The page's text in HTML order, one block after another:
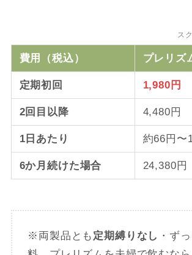
ス
費用（税込） プレリズ
定期初回 1,980円
2回目以降 4,480円
1日あたり 約66円〜
6か月続けた場合 24,380円
※両製品とも 定期縛りなし ・ず